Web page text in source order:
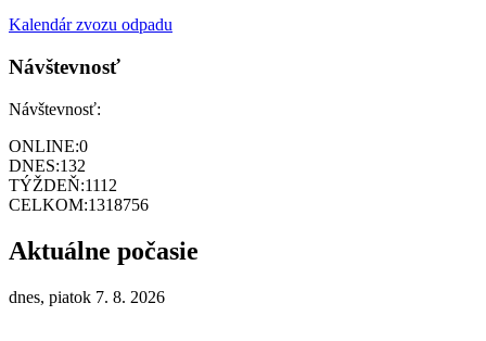
Kalendár zvozu odpadu
Návštevnosť
Návštevnosť:
ONLINE:0
DNES:132
TÝŽDEŇ:1112
CELKOM:1318756
Aktuálne počasie
dnes, piatok 7. 8. 2026